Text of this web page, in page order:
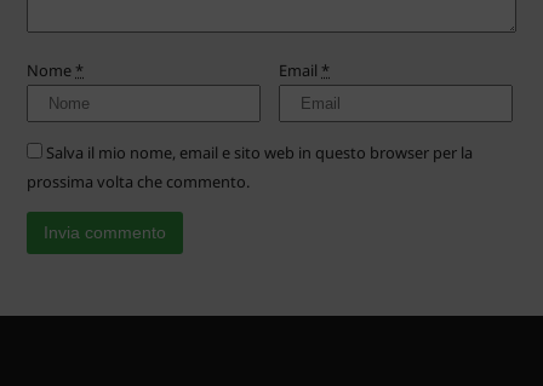
Nome * Email *
Salva il mio nome, email e sito web in questo browser per la
prossima volta che commento.